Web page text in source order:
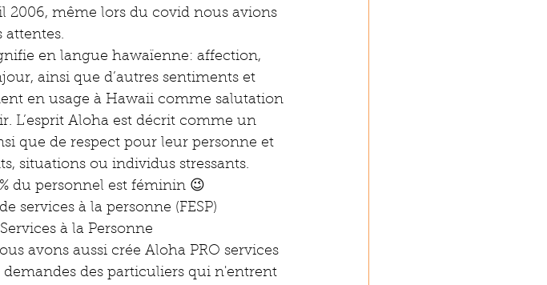
2006, même lors du covid nous avions
attentes.
en langue hawaïenne: affection,
ainsi que d’autres sentiments et
en usage à Hawaii comme salutation
L’esprit Aloha est décrit comme un
que de respect pour leur personne et
situations ou individus stressants.
du personnel est féminin 😉
services à la personne (FESP)
à la Personne
avons aussi crée Aloha PRO services
des particuliers qui n'entrent